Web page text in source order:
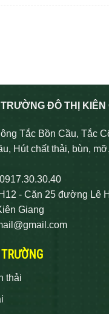
ĐÔ THỊ KIÊN
Tắc Bồn Cầu, Tắc
Hút chất thải, bùn,
0917.30.30.40
- Căn 25 đường Lê
Giang
thải